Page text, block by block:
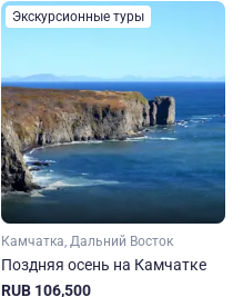
Экскурсионные туры
Камчатка, Дальний Восток
Поздняя осень на Камчатке
RUB 106,500